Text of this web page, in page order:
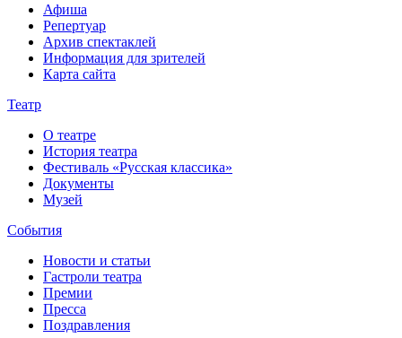
Афиша
Репертуар
Архив спектаклей
Информация для зрителей
Карта сайта
Театр
О театре
История театра
Фестиваль «Русская классика»
Документы
Музей
События
Новости и статьи
Гастроли театра
Премии
Пресса
Поздравления